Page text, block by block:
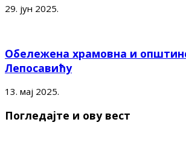
29. јун 2025.
Обележена храмовна и
Лепосавићу
13. мај 2025.
Погледајте и ову вест